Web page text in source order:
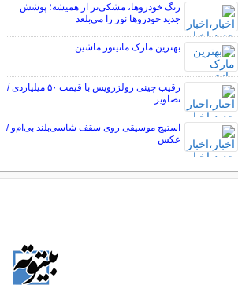
رنگ خودروها، مشکی‌تر از همیشه؛ پوشش
جدید خودروها نور را می‌بلعد
بهترین مارک مانیتور ماشین
رقیب چینی رولزرویس با قیمت ۵۰ میلیاردی /
تصاویر
استیج موسیقی روی سقف شاسی‌بلند بی‌ام‌و /
عکس